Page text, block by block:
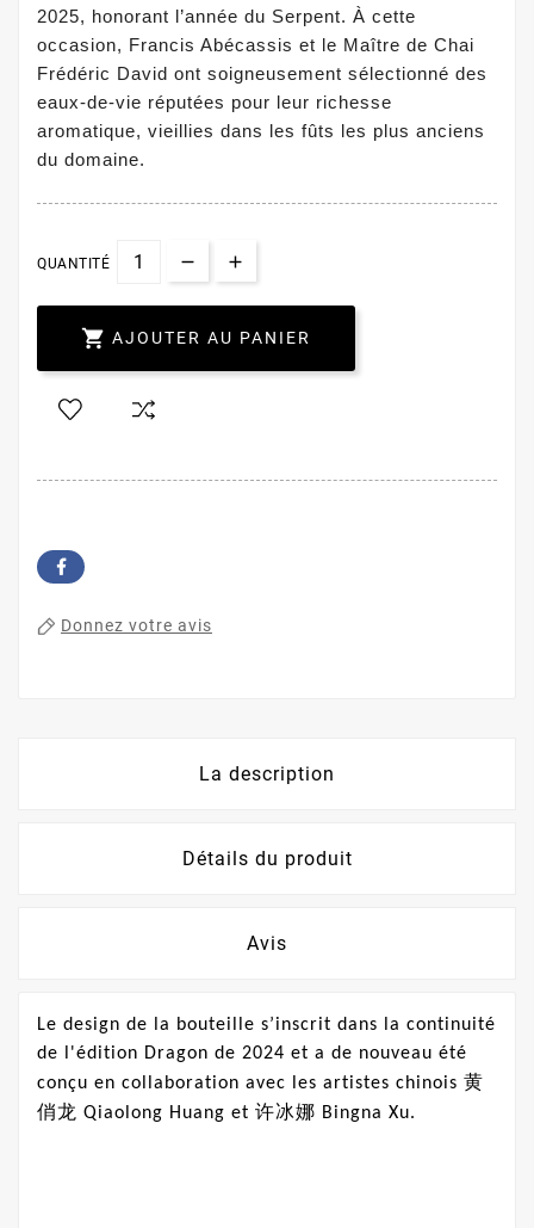
2025, honorant l’année du Serpent. À cette
occasion, Francis Abécassis et le Maître de Chai
Frédéric David ont soigneusement sélectionné des
eaux-de-vie réputées pour leur richesse
aromatique, vieillies dans les fûts les plus anciens
du domaine.
QUANTITÉ
 AJOUTER AU PANIER
Donnez votre avis
La description
Détails du produit
Avis
Le design de la bouteille s’inscrit dans la continuité
de l'édition Dragon de 2024 et a de nouveau été
conçu en collaboration avec les artistes chinois 黄
俏龙 Qiaolong Huang et 许冰娜 Bingna Xu.